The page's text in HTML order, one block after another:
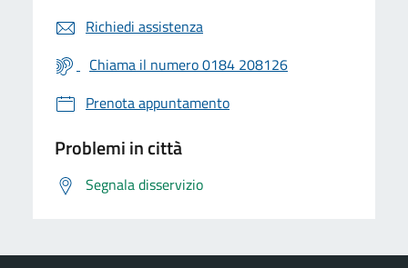
Richiedi assistenza
Chiama il numero 0184 208126
Prenota appuntamento
Problemi in città
Segnala disservizio